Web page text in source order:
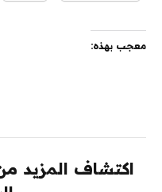
معجب بهذه:
اكتشاف المزيد